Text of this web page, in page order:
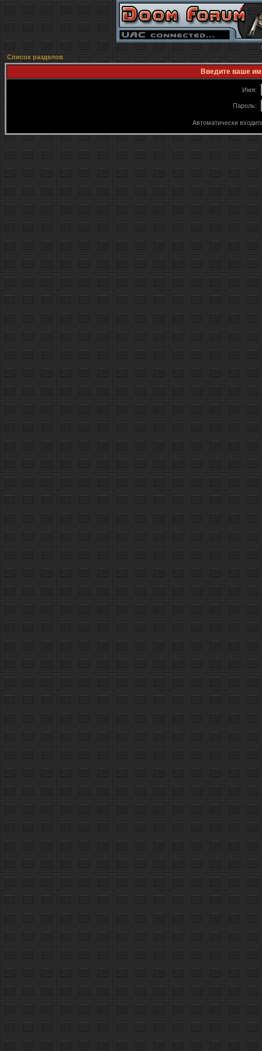
Список разделов
Введите ваше
Имя:
Пароль:
Автоматически